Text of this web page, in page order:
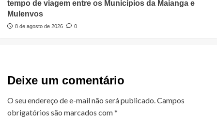
tempo de viagem entre os Municípios da Maianga e
Mulenvos
8 de agosto de 2026 0
Deixe um comentário
O seu endereço de e-mail não será publicado.Campos
obrigatórios são marcados com*